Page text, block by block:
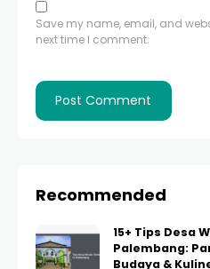
Save my name, email, and
next time I comment.
Recommended
15+ Tips Desa
Palembang:
Budaya &